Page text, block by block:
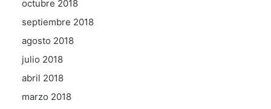
octubre 2018
septiembre 2018
agosto 2018
julio 2018
abril 2018
marzo 2018